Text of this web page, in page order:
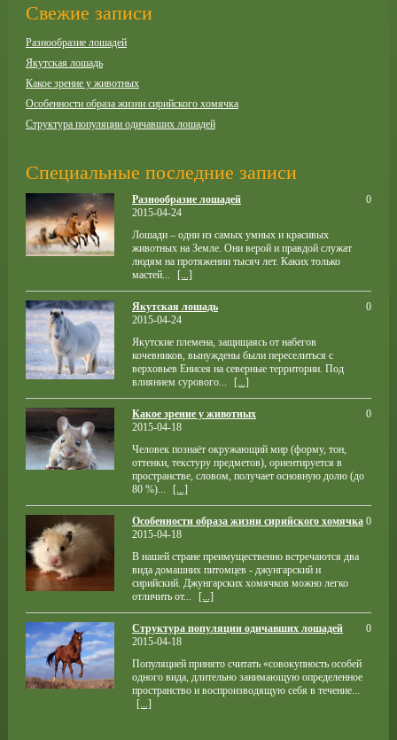
Свежие записи
Разнообразие лошадей
Якутская лошадь
Какое зрение у животных
Особенности образа жизни сирийского хомячка
Структура популяции одичавших лошадей
Специальные последние записи
Разнообразие лошадей
2015-04-24
Лошади – одни из самых умных и красивых
животных на Земле. Они верой и правдой служат
людям на протяжении тысяч лет. Каких только
мастей...
[...]
0
Якутская лошадь
2015-04-24
Якутские племена, защищаясь от набегов
кочевников, вынуждены были переселиться с
верховьев Енисея на северные территории. Под
влиянием сурового...
[...]
0
Какое зрение у животных
2015-04-18
Человек познаёт окружающий мир (форму, тон,
оттенки, текстуру предметов), ориентируется в
пространстве, словом, получает основную долю (до
80 %)...
[...]
0
Особенности образа жизни сирийского хомячка
2015-04-18
В нашей стране преимущественно встречаются два
вида домашних питомцев - джунгарский и
сирийский. Джунгарских хомячков можно легко
отличить от...
[...]
0
Структура популяции одичавших лошадей
2015-04-18
Популяцией принято считать «совокупность особей
одного вида, длительно занимающую определенное
пространство и воспроизводящую себя в течение...
[...]
0